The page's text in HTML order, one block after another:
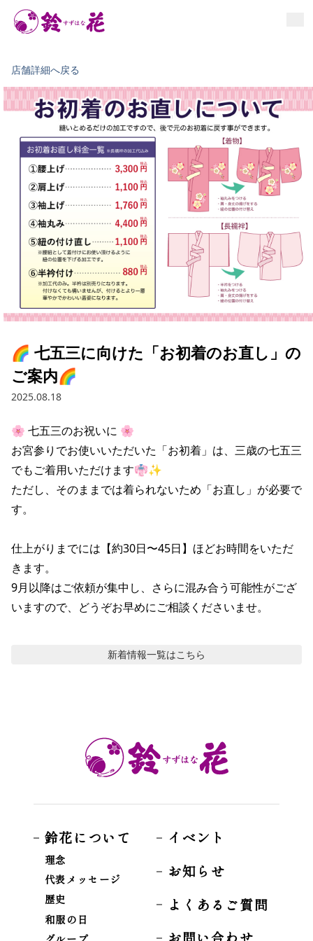
イベント
よくあるご質問
店舗詳細へ戻る
🌈 七五三に向けた「お初着のお直し」の
ご案内🌈
2025.08.18
🌸 七五三のお祝いに 🌸
お宮参りでお使いいただいた「お初着」は、三歳の七五三
でもご着用いただけます👘✨
ただし、そのままでは着られないため「お直し」が必要で
す。
仕上がりまでには【約30日〜45日】ほどお時間をいただ
きます。
9月以降はご依頼が集中し、さらに混み合う可能性がござ
いますので、どうぞお早めにご相談くださいませ。
新着情報一覧はこちら
鈴花について
理念
代表メッセージ
歴史
和服の日
イベント
お知らせ
よくあるご質問